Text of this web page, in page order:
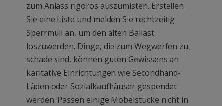
zum Anlass rigoros auszumisten. Erstellen
Sie eine Liste und melden Sie rechtzeitig
Sperrmüll an, um den alten Ballast
loszuwerden. Dinge, die zum Wegwerfen zu
schade sind, können guten Gewissens an
karitative Einrichtungen wie Secondhand-
Läden oder Sozialkaufhäuser gespendet
werden. Passen einige Möbelstücke nicht in